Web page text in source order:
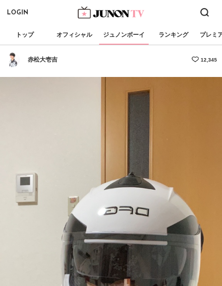
LOGIN
トップ オフィシャル ジュノンボーイ ランキング プレミ
赤松大壱吉 12,345